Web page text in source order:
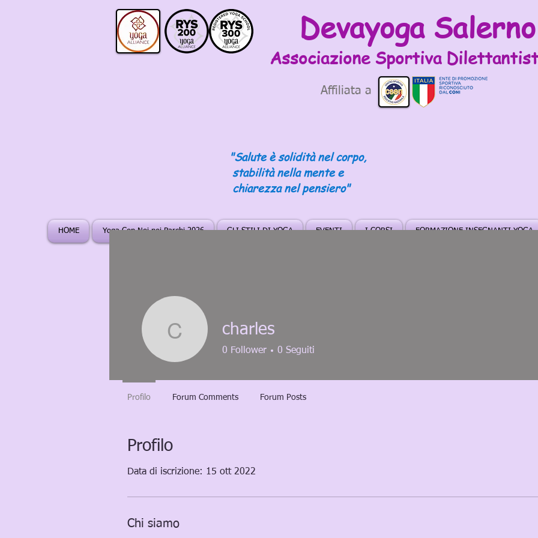
Devayoga Salerno
Associazione Sportiva
Affiliata a
"Salute è solidità nel corpo,
stabilità nella mente e
chiarezza nel pensiero"
HOME Yoga Con Noi nei Parchi 2026 GLI STILI DI YOGA EVENTI I CORSI FORMAZIONE INSEGNANTI YOGA
Profilo
Data di iscrizione: 15 ott 2022
Chi siamo
charlescharles
0 Follower 0 Seguiti
Profilo Forum Comments Forum Posts